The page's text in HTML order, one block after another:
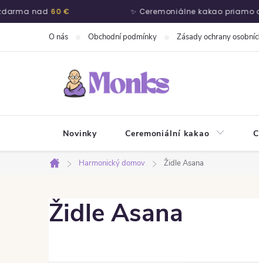
nad60 € ✨ Ceremoniálne kakao priamo
O nás Obchodní podmínky Zásady ochrany
Novinky Ceremoniální kakao
Domů
Harmonický domov Židle Asana
Židle Asana